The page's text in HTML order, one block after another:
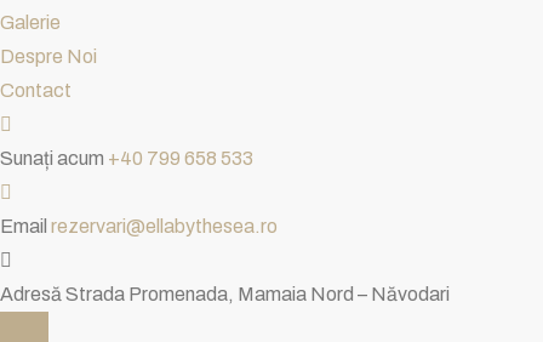
Galerie
Despre Noi
Contact
Sunați acum +40 799 658 533
Email rezervari@ellabythesea.ro
Adresă Strada Promenada, Mamaia Nord – Năvodari